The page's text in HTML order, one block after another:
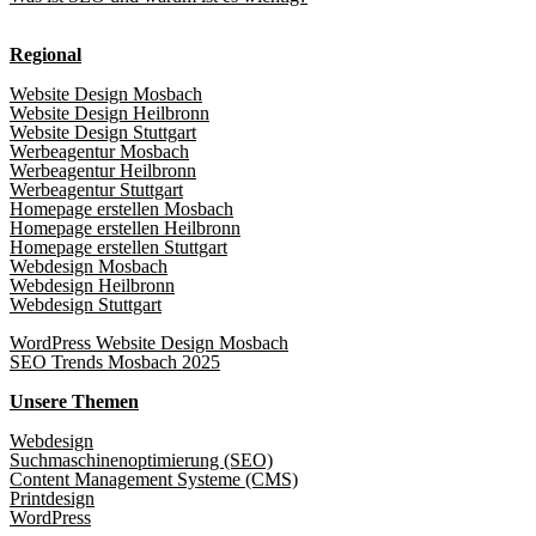
Regional
Website Design Mosbach
Website Design Heilbronn
Website Design Stuttgart
Werbeagentur Mosbach
Werbeagentur Heilbronn
Werbeagentur Stuttgart
Homepage erstellen Mosbach
Homepage erstellen Heilbronn
Homepage erstellen Stuttgart
Webdesign Mosbach
Webdesign Heilbronn
Webdesign Stuttgart
WordPress Website Design Mosbach
SEO Trends Mosbach 2025
Unsere Themen
Webdesign
Suchmaschinenoptimierung (SEO)
Content Management Systeme (CMS)
Printdesign
WordPress